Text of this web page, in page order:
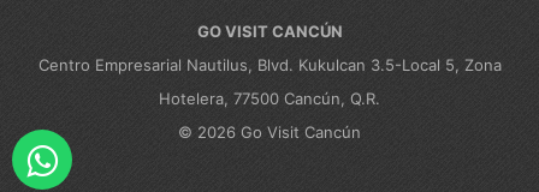
GO VISIT CANCÚN
Centro Empresarial Nautilus, Blvd. Kukulcan 3.5-Local 5, Zona
Hotelera, 77500 Cancún, Q.R.
© 2026 Go Visit Cancún